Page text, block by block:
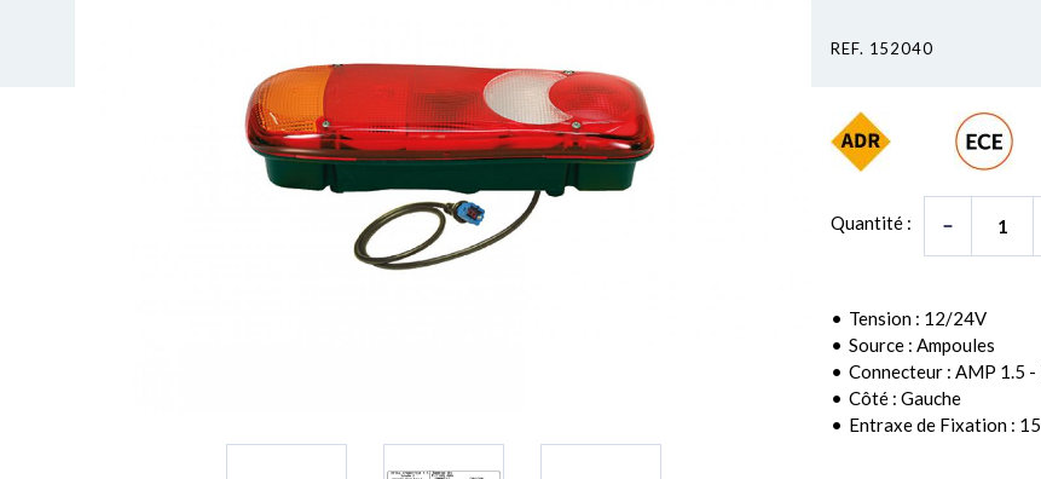
REF. 152040
Quantité :
Tension : 12/24V
Source : Ampoules
Connecteur : AMP 1.5
Côté : Gauche
Entraxe de Fixation :